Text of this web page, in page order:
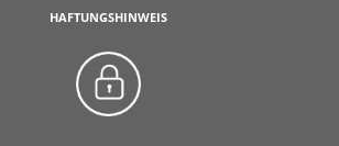
HAFTUNGSHINWEIS